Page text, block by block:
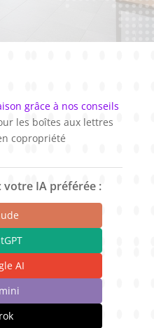
grâce à nos conseils
les boîtes aux lettres
copropriété
votre IA préférée :
AI